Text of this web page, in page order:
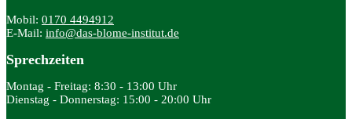
Mobil: 0170 4494912
E-Mail: info@das-blome-institut.de
Sprechzeiten
Montag - Freitag: 8:30 - 13:00 Uhr
Dienstag - Donnerstag: 15:00 - 20:00 Uhr